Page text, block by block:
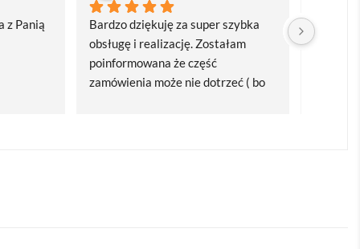
z Panią
Bardzo dziękuję za super szybka
obsługę i realizację. Zostałam
poinformowana że część
zamówienia może nie dotrzeć ( bo
Bardzo